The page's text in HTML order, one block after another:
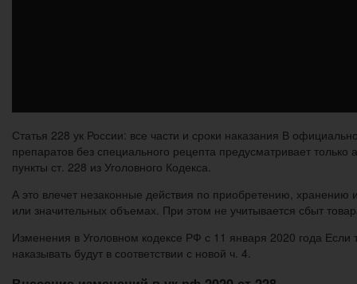
Статья 228 ук России: все части и сроки наказания В
препаратов без специального рецепта предусматривает
пункты ст. 228 из Уголовного Кодекса.
А это влечет незаконные действия по приобретению,
или значительных объемах. При этом не учитывается сбыт
Изменения в Уголовном кодексе РФ с 11 января 2020 года
наказывать будут в соответствии с новой ч. 4.